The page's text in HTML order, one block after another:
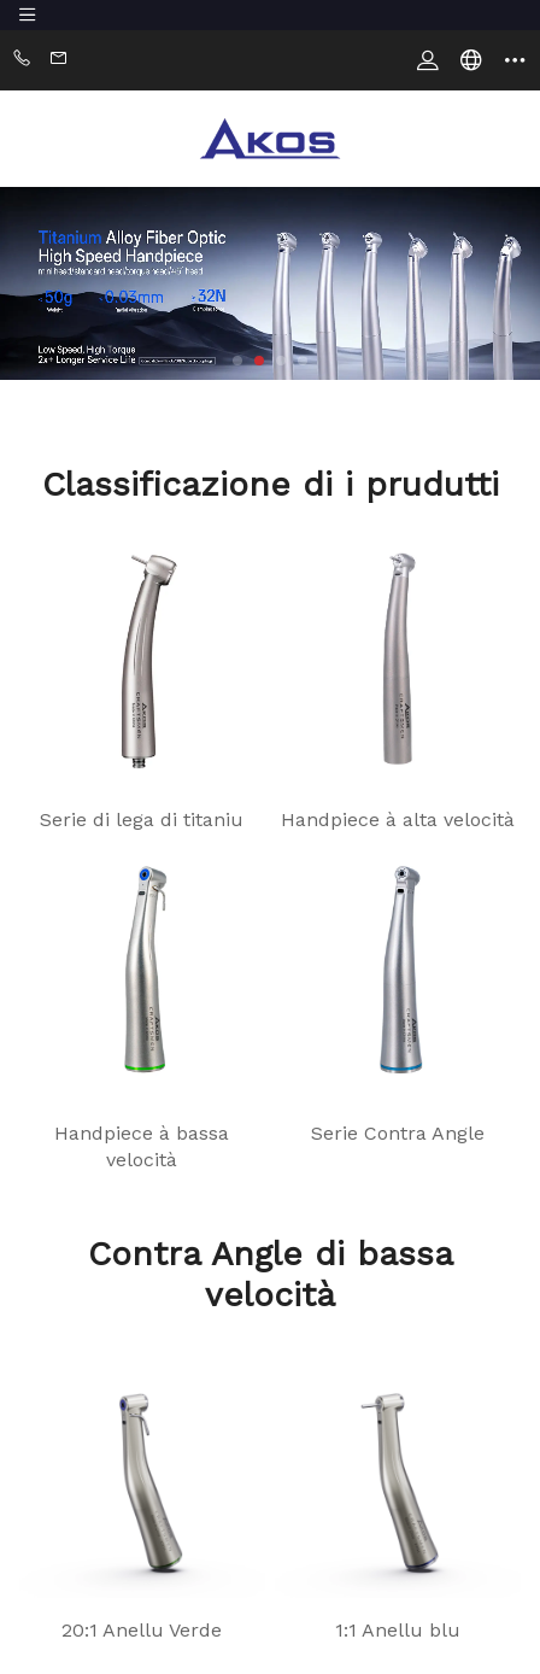
Classificazione di i prudutti
Serie di lega di titaniu Handpiece à alta velocità
Handpiece à bassa
velocità
Serie Contra Angle
Contra Angle di bassa
velocità
20:1 Anellu Verde 1:1 Anellu blu